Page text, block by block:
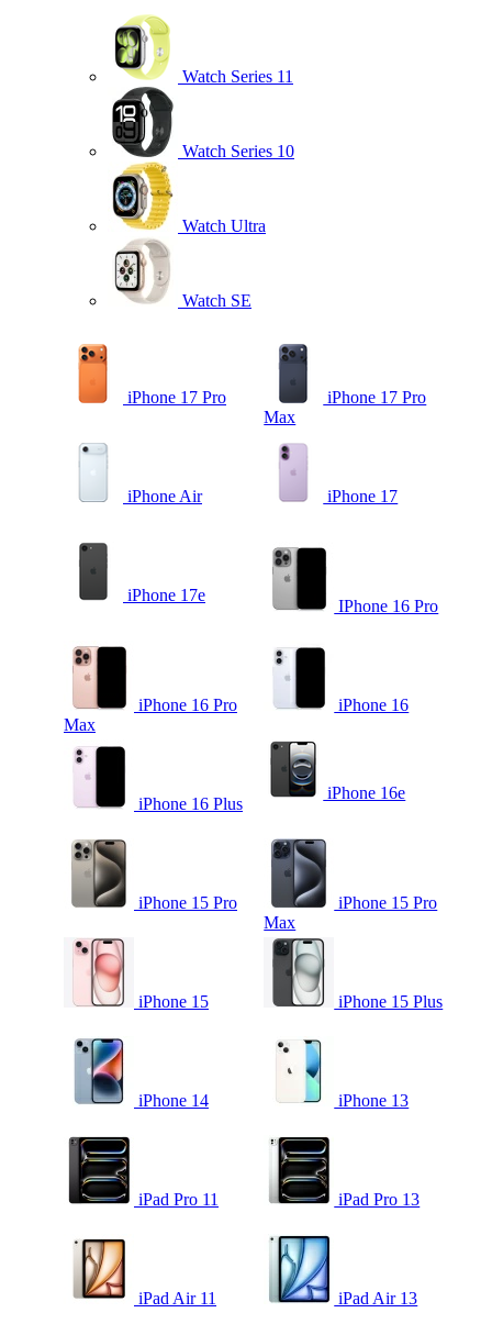
Watch Series 11
Watch Series 10
Watch Ultra
Watch SE
iPhone 17 Pro
iPhone 17 Pro
Max
iPhone Air iPhone 17
iPhone 17e
IPhone 16 Pro
iPhone 16 Pro
Max
iPhone 16
iPhone 16 Plus
iPhone 16e
iPhone 15 Pro
iPhone 15 Pro
Max
iPhone 15 iPhone 15 Plus
iPhone 14 iPhone 13
iPad Pro 11 iPad Pro 13
iPad Air 11 iPad Air 13